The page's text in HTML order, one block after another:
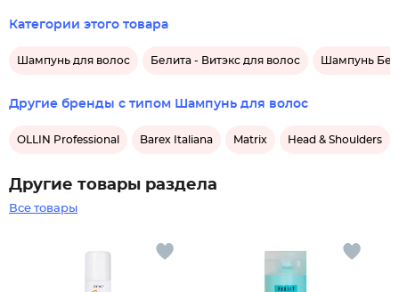
Категории этого товара
Шампунь для волос Белита - Витэкс для волос Шампунь
Другие бренды с типом Шампунь для волос
OLLIN Professional Barex Italiana Matrix Head & Shoulders
Другие товары раздела
Все товары